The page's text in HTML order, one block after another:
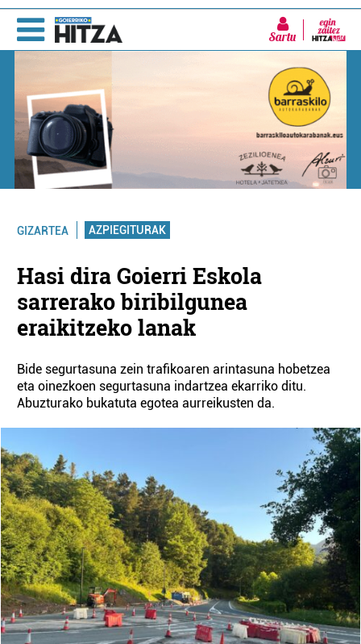
Sartu
GIZARTEA AZPIEGITURAK
Hasi dira Goierri Eskola
sarrerako biribilgunea
eraikitzeko lanak
Bide segurtasuna zein trafikoaren arintasuna hobetzea
eta oinezkoen segurtasuna indartzea ekarriko ditu.
Abuzturako bukatuta egotea aurreikusten da.